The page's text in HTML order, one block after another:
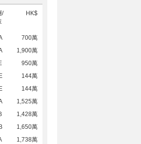
/
HK$
700萬
1,900萬
950萬
144萬
144萬
1,525萬
1,428萬
1,650萬
1,738萬